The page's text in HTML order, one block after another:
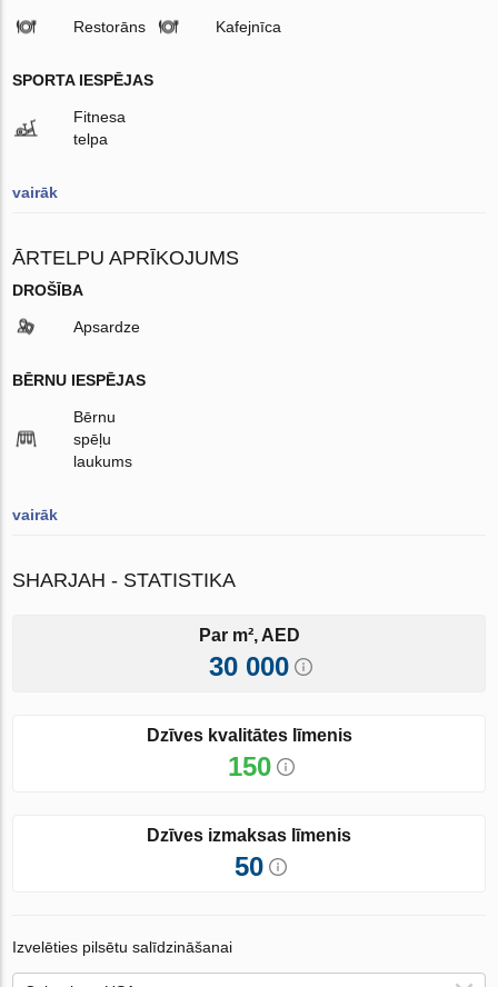
Restorāns Kafejnīca
SPORTA IESPĒJAS
Fitnesa
telpa
vairāk
ĀRTELPU APRĪKOJUMS
DROŠĪBA
Apsardze
BĒRNU IESPĒJAS
Bērnu
spēļu
laukums
vairāk
SHARJAH - STATISTIKA
Par m², AED
30 000
Dzīves kvalitātes līmenis
150
Dzīves izmaksas līmenis
50
Izvelēties pilsētu salīdzināšanai